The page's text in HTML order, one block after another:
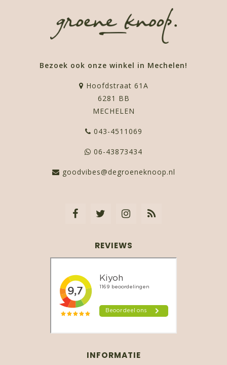
Bezoek ook onze winkel in Mechelen!
Hoofdstraat 61A
6281 BB
MECHELEN
043-4511069
06-43873434
goodvibes@degroeneknoop.nl
REVIEWS
INFORMATIE